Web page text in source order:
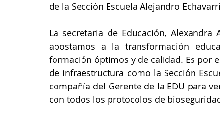
de la Sección Escuela Alejandro
La secretaria de Educación,
apostamos a la transformación
formación óptimos y de calidad. Es por
de infraestructura como la Sección
compañía del Gerente de la EDU para
con todos los protocolos de